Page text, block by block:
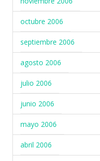
octubre 2006
septiembre 2006
agosto 2006
julio 2006
junio 2006
mayo 2006
abril 2006